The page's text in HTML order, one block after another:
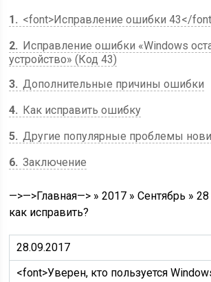
1
<font>Исправление ошибки 43</
2
Исправление ошибки «Windows
устройство» (Код 43)
3 Дополнительные причины ошибки
4
Как исправить ошибку
5 Другие популярные проблемы
6 Заключение
—>—>Главная—> » 2017 » Сентябрь »
как исправить?
28.09.2017
<font>Уверен, кто пользуется